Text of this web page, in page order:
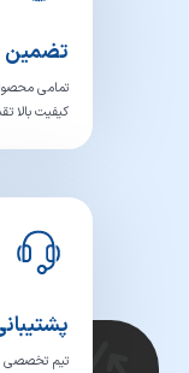
تضمین
تمامی
کیفیت بالا